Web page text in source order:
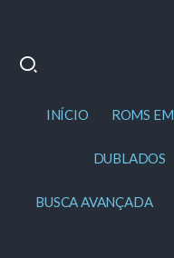
INÍCIO ROMS
DUBLADOS
BUSCA AVANÇADA